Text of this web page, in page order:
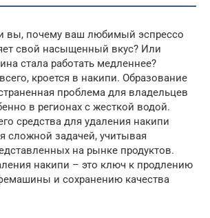
вы, почему ваш любимый эспрессо
свой насыщенный вкус? Или
стала работать медленнее?
кроется в накипи. Образование
проблема для владельцев
в регионах с жесткой водой.
средства для удаления накипи
сложной задачей, учитывая
на рынке продуктов.
накипи – это ключ к продлению
и сохранению качества